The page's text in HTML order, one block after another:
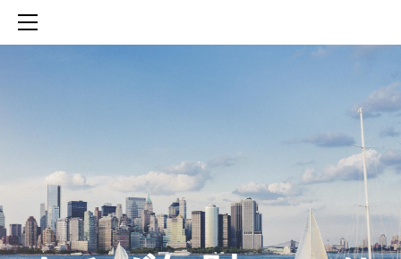
SERVICES
知財活動のROICへの貢献
生成AIを活用した知財戦略の策定方法
生成AIとの「壁打ち」で、新たな発明を創出する方法